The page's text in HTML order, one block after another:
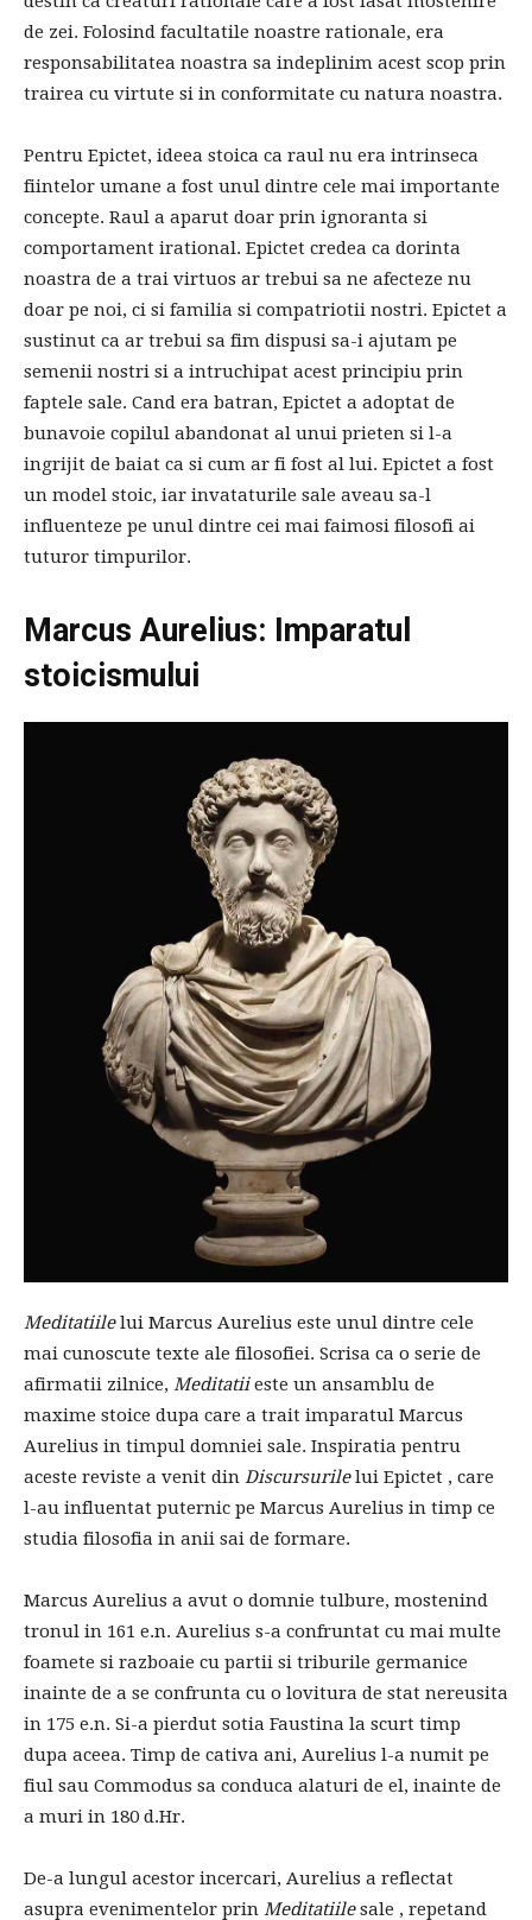
de zei. Folosind facultatile noastre rationale, era
responsabilitatea noastra sa indeplinim acest scop prin
trairea cu virtute si in conformitate cu natura noastra.
Pentru Epictet, ideea stoica ca raul nu era intrinseca
fiintelor umane a fost unul dintre cele mai importante
concepte. Raul a aparut doar prin ignoranta si
comportament irational. Epictet credea ca dorinta
noastra de a trai virtuos ar trebui sa ne afecteze nu
doar pe noi, ci si familia si compatriotii nostri. Epictet a
sustinut ca ar trebui sa fim dispusi sa-i ajutam pe
semenii nostri si a intruchipat acest principiu prin
faptele sale. Cand era batran, Epictet a adoptat de
bunavoie copilul abandonat al unui prieten si l-a
ingrijit de baiat ca si cum ar fi fost al lui. Epictet a fost
un model stoic, iar invataturile sale aveau sa-l
influenteze pe unul dintre cei mai faimosi filosofi ai
tuturor timpurilor.
Marcus Aurelius: Imparatul
stoicismului
Meditatiilelui Marcus Aurelius este unul dintre cele
mai cunoscute texte ale filosofiei. Scrisa ca o serie de
afirmatii zilnice, Meditatiieste un ansamblu de
maxime stoice dupa care a trait imparatul Marcus
Aurelius in timpul domniei sale. Inspiratia pentru
aceste reviste a venit din Discursurilelui Epictet , care
l-au influentat puternic pe Marcus Aurelius in timp ce
studia filosofia in anii sai de formare.
Marcus Aurelius a avut o domnie tulbure, mostenind
tronul in 161 e.n. Aurelius s-a confruntat cu mai multe
foamete si razboaie cu partii si triburile germanice
inainte de a se confrunta cu o lovitura de stat nereusita
in 175 e.n. Si-a pierdut sotia Faustina la scurt timp
dupa aceea. Timp de cativa ani, Aurelius l-a numit pe
fiul sau Commodus sa conduca alaturi de el, inainte de
a muri in 180 d.Hr.
De-a lungul acestor incercari, Aurelius a reflectat
asupra evenimentelor prin Meditatiilesale , repetand